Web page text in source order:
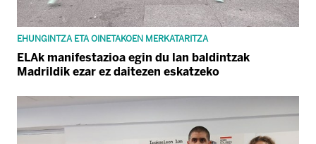
EHUNGINTZA ETA OINETAKOEN MERKATARITZA
ELAk manifestazioa egin du lan baldintzak
Madrildik ezar ez daitezen eskatzeko